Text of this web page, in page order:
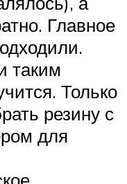
Главное
таким
Только
резину с
для